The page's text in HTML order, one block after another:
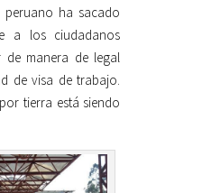
peruano ha sacado
a los ciudadanos
de manera de legal
de visa de trabajo.
tierra está siendo